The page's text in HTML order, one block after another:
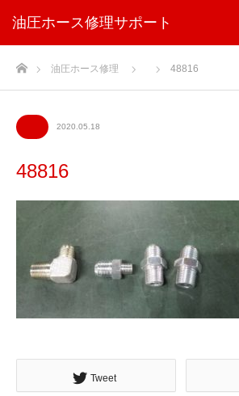
油圧ホース修理サポート
ホーム油圧ホース修理 48816
2020.05.18
48816
Tweet